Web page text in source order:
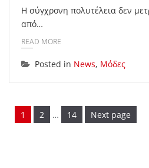
Η σύγχρονη πολυτέλεια δεν
από…
READ MORE
Posted in News, Μόδες
Page
1 Page
2 … Page
14 Next page